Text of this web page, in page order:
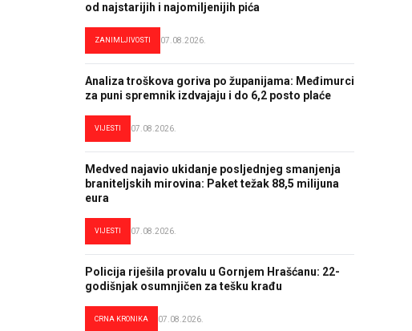
od najstarijih i najomiljenijih pića
ZANIMLJIVOSTI 07.08.2026.
Analiza troškova goriva po županijama: Međimurci
za puni spremnik izdvajaju i do 6,2 posto plaće
VIJESTI 07.08.2026.
Medved najavio ukidanje posljednjeg smanjenja
braniteljskih mirovina: Paket težak 88,5 milijuna
eura
VIJESTI 07.08.2026.
Policija riješila provalu u Gornjem Hrašćanu: 22-
godišnjak osumnjičen za tešku krađu
CRNA KRONIKA 07.08.2026.